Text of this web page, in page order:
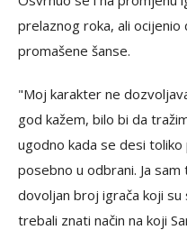
prelaznog roka, ali ocijenio
promašene šanse.
"Moj karakter ne
god kažem, bilo bi da
ugodno kada se desi
posebno u odbrani. Ja
dovoljan broj igrača koji su
trebali znati način na koji